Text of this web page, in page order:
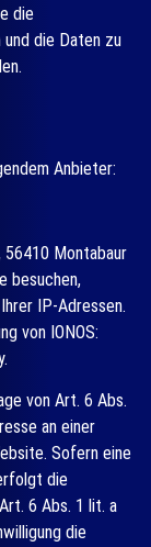
die
die Daten zu
Anbieter:
56410 Montabaur
besuchen,
IP-Adressen.
von IONOS:
von Art. 6 Abs.
an einer
Sofern eine
die
6 Abs. 1 lit. a
die